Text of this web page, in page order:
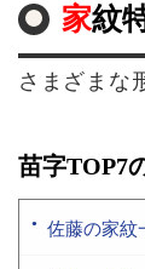
家紋
さまざまな
苗字TOP7
佐藤の家紋